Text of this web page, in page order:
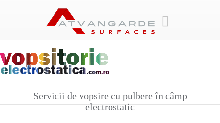
Servicii de vopsire cu pulbere în câmp
electrostatic